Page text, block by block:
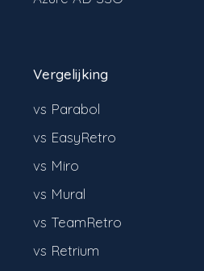
Vergelijking
vs Parabol
vs EasyRetro
vs Miro
vs Mural
vs TeamRetro
vs Retrium